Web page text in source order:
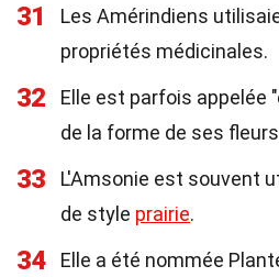
31
Les Amérindiens
propriétés médicinales.
32
Elle est parfois appelée
de la forme de ses
33
L'Amsonie est souvent
de style prairie.
34
Elle a été nommée